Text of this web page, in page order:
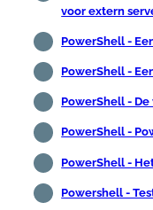
voor extern
PowerShell -
PowerShell -
PowerShell -
PowerShell -
PowerShell -
Powershell -